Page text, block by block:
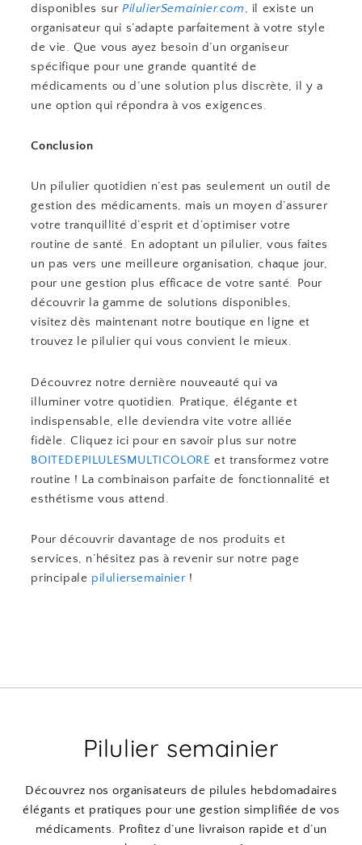
disponibles surPilulierSemainier.com, il existe un
organisateur qui s’adapte parfaitement à votre style
de vie. Que vous ayez besoin d’un organiseur
spécifique pour une grande quantité de
médicaments ou d’une solution plus discrète, il y a
une option qui répondra à vos exigences.
Conclusion
Un pilulier quotidien n’est pas seulement un outil de
gestion des médicaments, mais un moyen d’assurer
votre tranquillité d’esprit et d’optimiser votre
routine de santé. En adoptant un pilulier, vous faites
un pas vers une meilleure organisation, chaque jour,
pour une gestion plus efficace de votre santé. Pour
découvrir la gamme de solutions disponibles,
visitez dès maintenant notre boutique en ligne et
trouvez le pilulier qui vous convient le mieux.
Découvrez notre dernière nouveauté qui va
illuminer votre quotidien. Pratique, élégante et
indispensable, elle deviendra vite votre alliée
fidèle. Cliquez ici pour en savoir plus sur notre
BOITEDEPILULESMULTICOLORE et transformez votre
routine ! La combinaison parfaite de fonctionnalité et
esthétisme vous attend.
Pour découvrir davantage de nos produits et
services, n’hésitez pas à revenir sur notre page
principale piluliersemainier !
Pilulier semainier
Découvrez nos organisateurs de pilules hebdomadaires
élégants et pratiques pour une gestion simplifiée de vos
médicaments. Profitez d’une livraison rapide et d’un